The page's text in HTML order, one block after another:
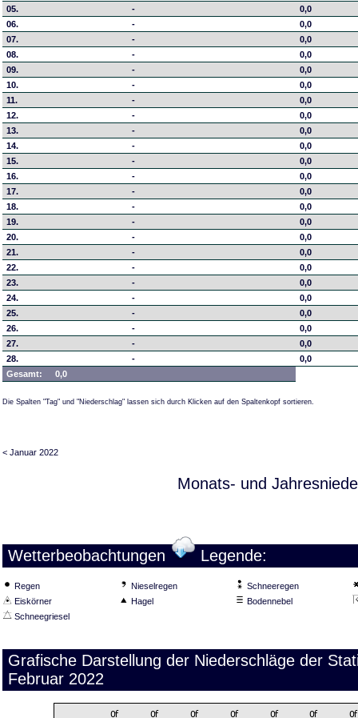
05.
-
0,0
06.
-
0,0
07.
-
0,0
08.
-
0,0
09.
-
0,0
10.
-
0,0
11.
-
0,0
12.
-
0,0
13.
-
0,0
14.
-
0,0
15.
-
0,0
16.
-
0,0
17.
-
0,0
18.
-
0,0
19.
-
0,0
20.
-
0,0
21.
-
0,0
22.
-
0,0
23.
-
0,0
24.
-
0,0
25.
-
0,0
26.
-
0,0
27.
-
0,0
28.
-
0,0
Gesamt:
0,0
Die Spalten "Tag" und "Niederschlag" lassen sich durch Klicken auf den Spaltenkopf sortieren.
< Januar 2022
Monats- und
Wetterbeobachtungen Legende:
Regen Nieselregen
Schneeregen
Eiskörner
Hagel
Bodennebel
Schneegriesel
Grafische Darstellung der Niederschläge der
Februar 2022